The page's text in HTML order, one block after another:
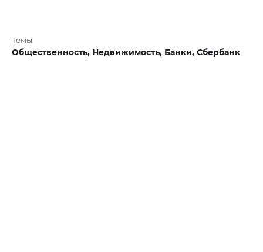
Темы
Общественность, Недвижимость, Банки, Сбербанк